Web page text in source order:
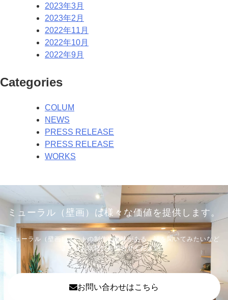
2023年3月
2023年2月
2022年11月
2022年10月
2022年9月
Categories
COLUM
NEWS
PRESS RELEASE
PRESS RELEASE
WORKS
ミューラル（壁画）は様々な価値を提供します。
ミューラル（壁画）アートの制作に興味がある、話を聞いてみたいなど
まずはお気軽にお問合せください。
お問い合わせはこちら